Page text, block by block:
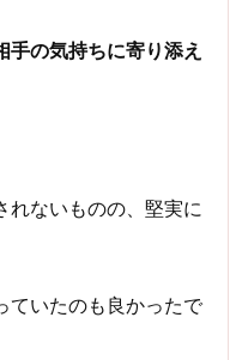
の気持ちに寄り添え
れないものの、堅実に
ていたのも良かったで